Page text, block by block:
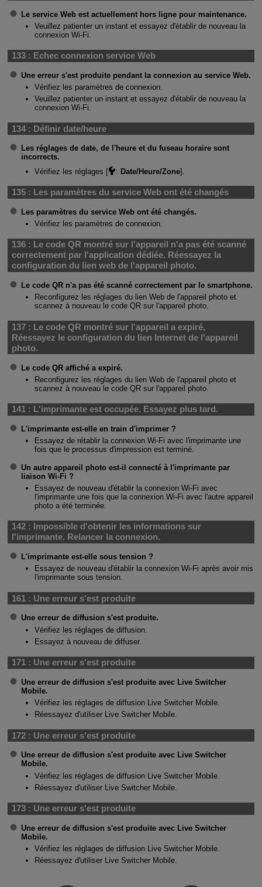
Le service Web est actuellement hors ligne pour maintenance.
Veuillez patienter un instant et essayez d'établir de nouveau la
connexion Wi-Fi
133 : Echec connexion service Web
Une erreur s'est produite pendant la connexion au service Web.
Vérifiez les paramètres de connexion.
Veuillez patienter un instant et essayez d'établir de nouveau la
connexion Wi-Fi.
134 : Définir date/heure
Les réglages de date, de l'heure et du fuseau horaire sont
incorrects.
Vérifiez les réglages [
: Date/Heure/Zone].
135 : Les paramètres du service Web ont été changés
Les paramètres du service Web ont été changés.
Vérifiez les paramètres de connexion.
136 : Le code QR montré sur l'appareil n'a pas été scanné
correctement par l'application dédiée. Réessayez la
configuration du lien web de l'appareil photo.
Le code QR n'a pas été scanné correctement par le smartphone.
Reconfigurez les réglages du lien Web de l'appareil photo et
scannez à nouveau le code QR sur l'appareil photo.
137 : Le code QR montré sur l'appareil a expiré,
Réessayez le configuration du lien Internet de l'appareil
photo.
Le code QR affiché a expiré.
Reconfigurez les réglages du lien Web de l'appareil photo et
scannez à nouveau le code QR sur l'appareil photo.
141 : L'imprimante est occupée. Essayez plus tard.
L'imprimante est-elle en train d'imprimer ?
Essayez de rétablir la connexion Wi-Fi avec l'imprimante une
fois que le processus d'impression est terminé.
Un autre appareil photo est-il connecté à l'imprimante par
liaison Wi-Fi ?
Essayez de nouveau d'établir la connexion Wi-Fi avec
l'imprimante une fois que la connexion Wi-Fi avec l'autre appareil
photo a été terminée.
142 : Impossible d'obtenir les informations sur
l'imprimante. Relancer la connexion.
L'imprimante est-elle sous tension ?
Essayez de nouveau d'établir la connexion Wi-Fi après avoir mis
l'imprimante sous tension.
161 : Une erreur s'est produite
Une erreur de diffusion s'est produite.
Vérifiez les réglages de diffusion.
Essayez à nouveau de diffuser.
171 : Une erreur s'est produite
Une erreur de diffusion s'est produite avec Live Switcher
Mobile.
Vérifiez les réglages de diffusion Live Switcher Mobile.
Réessayez d'utiliser Live Switcher Mobile.
172 : Une erreur s'est produite
Une erreur de diffusion s'est produite avec Live Switcher
Mobile.
Vérifiez les réglages de diffusion Live Switcher Mobile.
Réessayez d'utiliser Live Switcher Mobile.
173 : Une erreur s'est produite
Une erreur de diffusion s'est produite avec Live Switcher
Mobile.
Vérifiez les réglages de diffusion Live Switcher Mobile.
Réessayez d'utiliser Live Switcher Mobile.